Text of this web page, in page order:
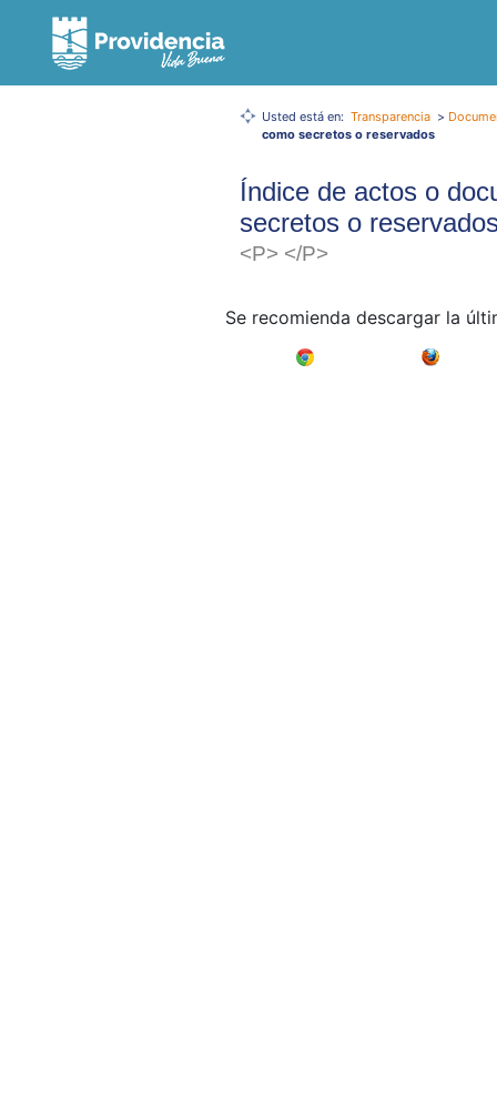
Usted está en: Transparencia >
como secretos o reservados
Índice de actos o
secretos o
<P> </P>
Se recomienda descargar la